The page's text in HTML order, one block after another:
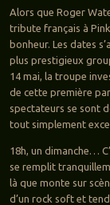
Alors que Roger
tribute français à
bonheur. Les dates
plus prestigieux
14 mai, la troupe
de cette première
spectateurs se sont
tout simplement
18h, un dimanche…
se remplit
là que monte sur
d’un rock soft et